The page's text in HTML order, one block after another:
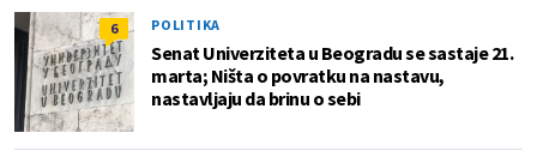
6 POLITIKA
Senat Univerziteta u Beogradu se sastaje 21.
marta; Ništa o povratku na nastavu,
nastavljaju da brinu o sebi